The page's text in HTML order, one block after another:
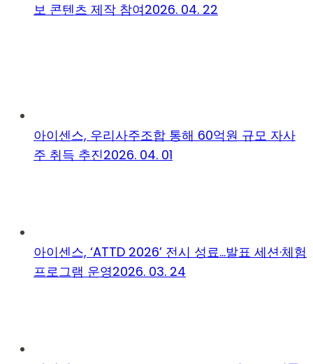
보 콘텐츠 제작 참여2026. 04. 22
아이센스, 우리사주조합 통해 60억원 규모 자사
주 취득 추진2026. 04. 01
아이센스, ‘ATTD 2026’ 전시 성료…발표 세션·체험
프로그램 운영2026. 03. 24